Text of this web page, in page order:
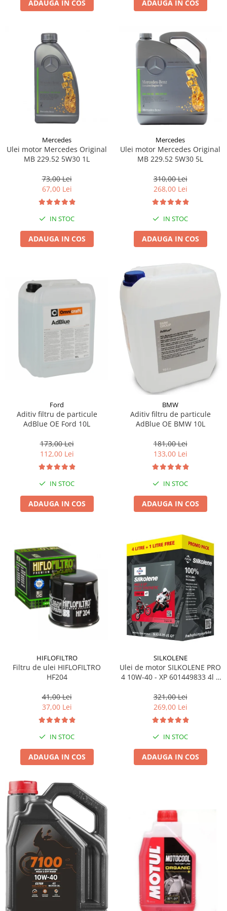
Lichid de frana
Filtre moto
Filtru combustibil
Buson golire ulei
Filtru ulei moto
Filtru aer moto
Intretinere si curatare filtre moto
Intretinere moto
Curatare moto
Covor moto
Genti bagaje moto
Suporti si placi prindere
ADAUGA IN COS ADAUGA IN COS
Mercedes
Ulei motor Mercedes Original
MB 229.52 5W30 1L
73,00 Lei
67,00 Lei
IN STOC
ADAUGA IN COS
Mercedes
Ulei motor Mercedes Original
MB 229.52 5W30 5L
310,00 Lei
268,00 Lei
IN STOC
ADAUGA IN COS
Ford
Aditiv filtru de particule
AdBlue OE Ford 10L
173,00 Lei
112,00 Lei
IN STOC
ADAUGA IN COS
BMW
Aditiv filtru de particule
AdBlue OE BMW 10L
181,00 Lei
133,00 Lei
IN STOC
ADAUGA IN COS
HIFLOFILTRO
Filtru de ulei HIFLOFILTRO
HF204
41,00 Lei
37,00 Lei
IN STOC
ADAUGA IN COS
SILKOLENE
Ulei de motor SILKOLENE PRO
4 10W-40 - XP 601449833 4l +
321,00 Lei
269,00 Lei
IN STOC
ADAUGA IN COS